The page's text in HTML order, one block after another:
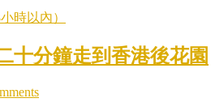
時以內）
十分鐘走到香港後花園